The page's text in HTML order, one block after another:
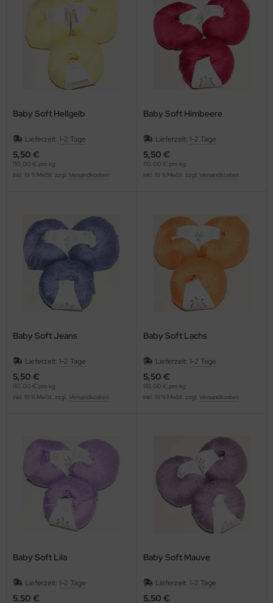
Baby Soft Hellgelb
Lieferzeit: 1-2 Tage
5,50 €
110,00 € pro kg
inkl. 19 % MwSt. zzgl. Versandkosten
Baby Soft Himbeere
Lieferzeit: 1-2 Tage
5,50 €
110,00 € pro kg
inkl. 19 % MwSt. zzgl. Versandkosten
Baby Soft Jeans
Lieferzeit: 1-2 Tage
5,50 €
110,00 € pro kg
inkl. 19 % MwSt. zzgl. Versandkosten
Baby Soft Lachs
Lieferzeit: 1-2 Tage
5,50 €
110,00 € pro kg
inkl. 19 % MwSt. zzgl. Versandkosten
Baby Soft Lila
Lieferzeit: 1-2 Tage
5,50 €
Baby Soft Mauve
Lieferzeit: 1-2 Tage
5,50 €